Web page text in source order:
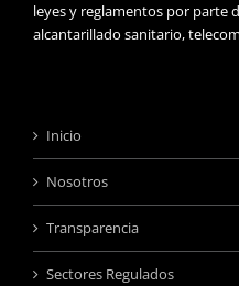
leyes y reglamentos por parte
alcantarillado sanitario,
Inicio
Nosotros
Transparencia
Sectores Regulados